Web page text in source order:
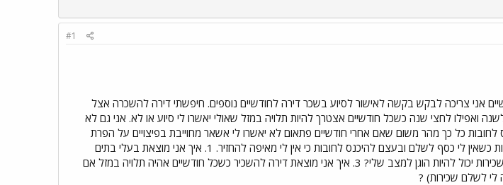
#1
אני צריכה לבקש בקשה לאישור לסיוע בשכר דירה לחודשיים נוספים. חיפשתי דירה להשכרה אצל
ואפילו לחצי שנה כשכל חודשיים אצטרך להיות תלויה במזל שאולי יאשרו לי סיוע או לא. אני גם לא
לחובות כל כך מהר משום שאם אחרי חודשיים פתאום לא יאשרו לי אשאר מחוייבת בפיצויים על הפרת
הסכם שכירות או שאצטרך להמשיך לשלם את המשך תקופת השכירות כשאין לי כסף לשלם ובעצם להיכנס לחובות כי אין לי מאיפה להחזיר. 1. איך אני מוצאת בעלי בתים
שיסכימו לחתום איתי על חוזה שכירות שיהיה הוגן איתי ? 2. איך חוזה שכירות יכול להיות הוגן למצב שלי? 3. איך אני מוצאת דירה להשכיר כשכל חודשיים אהיה תלויה במזל אם
לי לשלם שכירות) ?